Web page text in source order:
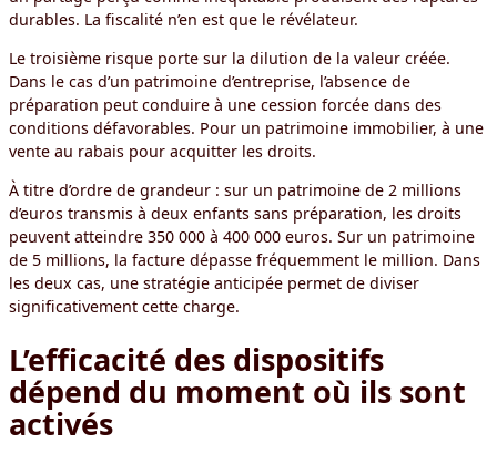
durables. La fiscalité n’en est que le révélateur.
Le troisième risque porte sur la dilution de la valeur créée.
Dans le cas d’un patrimoine d’entreprise, l’absence de
préparation peut conduire à une cession forcée dans des
conditions défavorables. Pour un patrimoine immobilier, à une
vente au rabais pour acquitter les droits.
À titre d’ordre de grandeur : sur un patrimoine de 2 millions
d’euros transmis à deux enfants sans préparation, les droits
peuvent atteindre 350 000 à 400 000 euros. Sur un patrimoine
de 5 millions, la facture dépasse fréquemment le million. Dans
les deux cas, une stratégie anticipée permet de diviser
significativement cette charge.
L’efficacité des dispositifs
dépend du moment où ils sont
activés